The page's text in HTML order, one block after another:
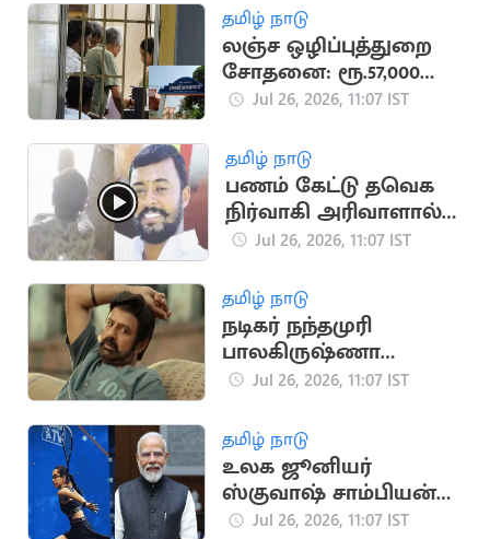
தமிழ் நாடு
லஞ்ச ஒழிப்புத்துறை
சோதனை: ரூ.57,000
பறிமுதல்
Jul 26, 2026, 11:07 IST
தமிழ் நாடு
பணம் கேட்டு தவெக
நிர்வாகி அரிவாளால்
தாக்க முயற்சி
Jul 26, 2026, 11:07 IST
தமிழ் நாடு
நடிகர் நந்தமுரி
பாலகிருஷ்ணா
மருத்துவமனையில்
Jul 26, 2026, 11:07 IST
தமிழ் நாடு
உலக ஜூனியர்
ஸ்குவாஷ் சாம்பியன்
அனாஹத் சிங்கிற்கு
Jul 26, 2026, 11:07 IST